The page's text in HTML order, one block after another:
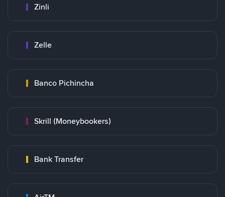
Zinli
Zelle
Banco Pichincha
Skrill (Moneybookers)
Bank Transfer